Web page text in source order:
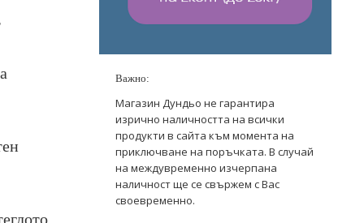
Важно:
Магазин Дундьо не гарантира
изрично наличността на всички
продукти в сайта към момента на
приключване на поръчката. В случай
на междувременно изчерпана
наличност ще се свържем с Вас
своевременно.